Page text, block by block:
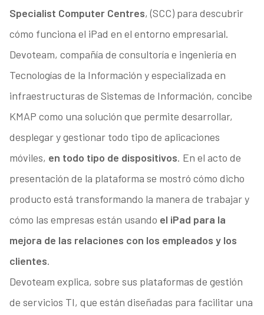
Specialist Computer Centres, (SCC) para descubrir
cómo funciona el iPad en el entorno empresarial.
Devoteam, compañía de consultoría e ingeniería en
Tecnologías de la Información y especializada en
infraestructuras de Sistemas de Información, concibe
KMAP como una solución que permite desarrollar,
desplegar y gestionar todo tipo de aplicaciones
móviles, en todo tipo de dispositivos. En el acto de
presentación de la plataforma se mostró cómo dicho
producto está transformando la manera de trabajar y
cómo las empresas están usando el iPad para la
mejora de las relaciones con los empleados y los
clientes.
Devoteam explica, sobre sus plataformas de gestión
de servicios TI, que están diseñadas para facilitar una